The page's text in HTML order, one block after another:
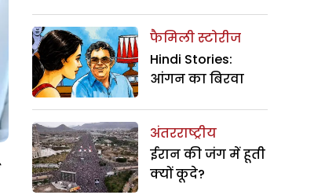
फैमिली स्टोरीज
Hindi Stories:
आंगन का बिरवा
अंतरराष्ट्रीय
ईरान की जंग में हूती
क्यों कूदे?